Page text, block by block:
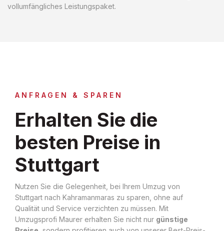
vollumfängliches Leistungspaket.
ANFRAGEN & SPAREN
Erhalten Sie die
besten Preise in
Stuttgart
Nutzen Sie die Gelegenheit, bei Ihrem Umzug von
Stuttgart nach Kahramanmaras zu sparen, ohne auf
Qualität und Service verzichten zu müssen. Mit
Umzugsprofi Maurer erhalten Sie nicht nur günstige